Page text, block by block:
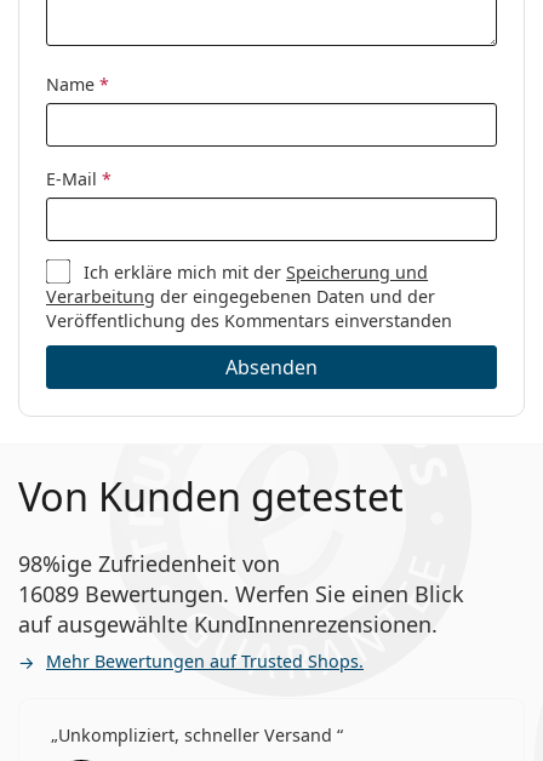
Name *
E-Mail *
Ich erkläre mich mit derSpeicherung und
Verarbeitung der eingegebenen Daten und der
Veröffentlichung des Kommentars einverstanden
Absenden
Von Kunden getestet
98%ige Zufriedenheit von
16089 Bewertungen. Werfen Sie einen Blick
auf ausgewählte KundInnenrezensionen.
Mehr Bewertungen auf Trusted Shops.
Unkompliziert, schneller Versand